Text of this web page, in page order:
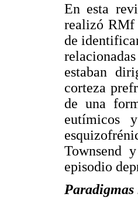
En esta
realizó RMf
de
estaban
corteza
de una
eutímicos
Townsend
episodio